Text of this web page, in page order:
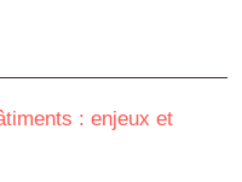
: enjeux et